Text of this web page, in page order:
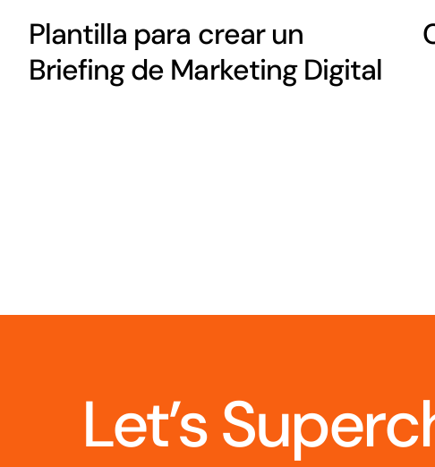
Plantilla para crear un
Briefing de Marketing Digital
Let’s